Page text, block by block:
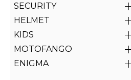
SECURITY
HELMET
KIDS
MOTOFANGO
ENIGMA